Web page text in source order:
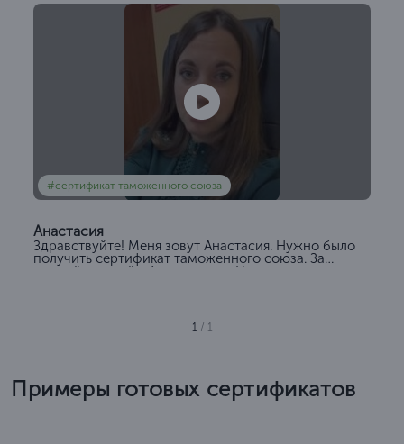
#сертификат таможенного союза
Анастасия
Здравствуйте! Меня зовут Анастасия. Нужно было
получить сертификат таможенного союза. За
данной услугой обратились в «Центрконсалт».
1 / 1
Примеры готовых сертификатов